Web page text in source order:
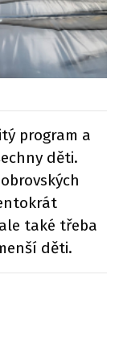
program a
děti.
také třeba
děti.